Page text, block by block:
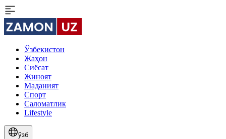
Ўзбекистон
Жаҳон
Сиёсат
Жиноят
Маданият
Спорт
Cаломатлик
Lifestyle
ўзб